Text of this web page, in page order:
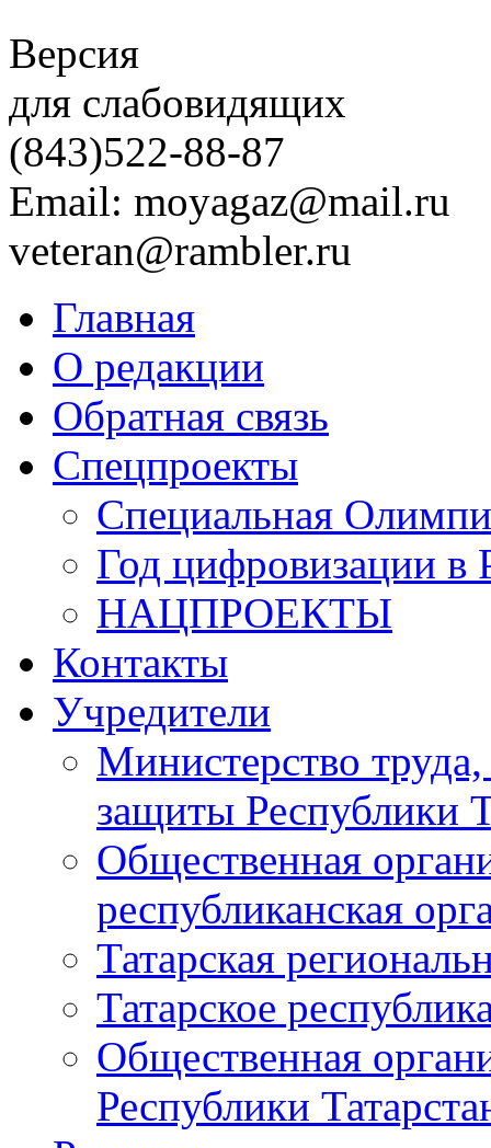
Версия
для слабовидящих
(843)522-88-87
Email: moyagaz@mail.ru
veteran@rambler.ru
Главная
О редакции
Обратная связь
Спецпроекты
Специальная
Год цифровизации в
НАЦПРОЕКТЫ
Контакты
Учредители
Министерство
защиты Республики
Общественная
республиканская
Татарская
Татарское
Общественная
Республики